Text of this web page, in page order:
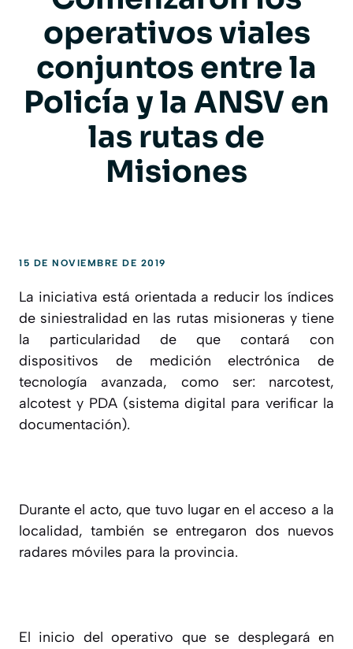
operativos viales
conjuntos entre la
Policía y la ANSV en
las rutas de
Misiones
15 DE NOVIEMBRE DE 2019
La iniciativa está orientada a reducir los índices
de siniestralidad en las rutas misioneras y tiene
la particularidad de que contará con
dispositivos de medición electrónica de
tecnología avanzada, como ser: narcotest,
alcotest y PDA (sistema digital para verificar la
documentación).
Durante el acto, que tuvo lugar en el acceso a la
localidad, también se entregaron dos nuevos
radares móviles para la provincia.
El inicio del operativo que se desplegará en